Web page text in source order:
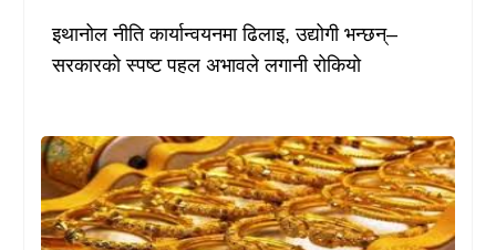
इथानोल नीति कार्यान्वयनमा ढिलाइ, उद्योगी भन्छन्–
सरकारको स्पष्ट पहल अभावले लगानी रोकियो